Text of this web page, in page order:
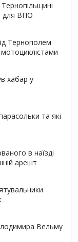
для ВПО
Тернополем
хабар у
та які
в наїзді
арешт
Вельму